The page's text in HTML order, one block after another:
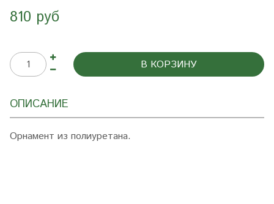
810 руб
В КОРЗИНУ
ОПИСАНИЕ
Орнамент из полиуретана.